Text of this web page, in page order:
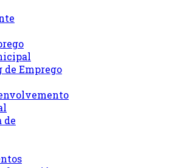
de Emprego
de